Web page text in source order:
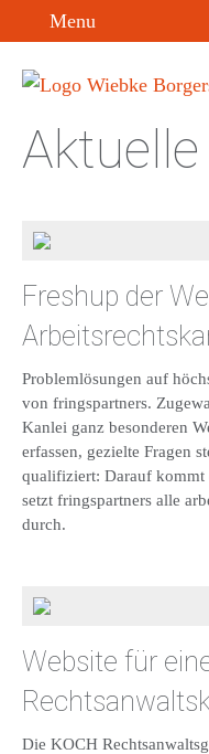
Menu
Freshup der
Problemlösungen auf
von fringspartners.
Kanlei ganz besonderen
erfassen, gezielte Fragen
qualifiziert: Darauf
setzt fringspartners alle
durch.
Website für
Die KOCH